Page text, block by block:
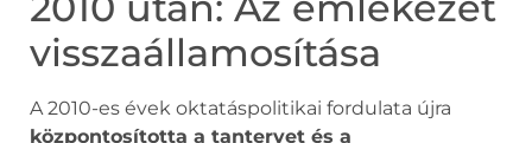
visszaállamosítása
A 2010-es évek oktatáspolitikai fordulata újra
központosította a tantervet és a